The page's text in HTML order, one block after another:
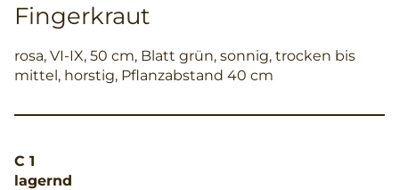
Fingerkraut
rosa, VI-IX, 50 cm, Blatt grün, sonnig, trocken bis
mittel, horstig, Pflanzabstand 40 cm
C 1
lagernd